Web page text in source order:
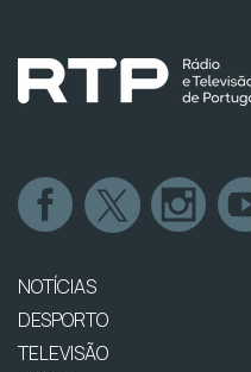
NOTÍCIAS
DESPORTO
TELEVISÃO